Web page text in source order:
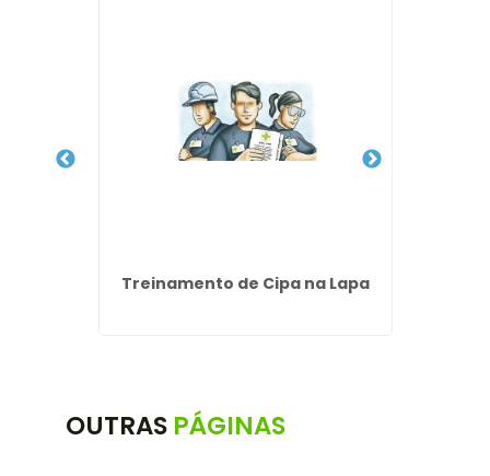
Treinamento de Cipa na Lapa
OUTRAS PÁGINAS